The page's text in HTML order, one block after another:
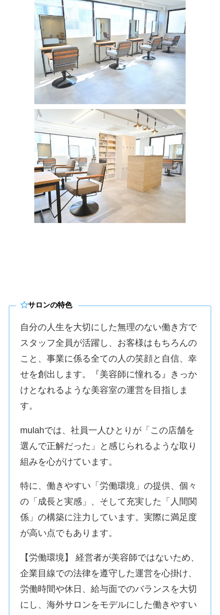
サロンの特色
自分の人生を大切にした無理のない働き方で
スタッフ全員が活躍し、お客様はもちろんの
こと、事業に係る全ての人の笑顔と自信、幸
せを創出します。『美容師に憧れる』きっか
けとなれるような美容室の運営を目指しま
す。
mulahでは、社員一人ひとりが「この店舗を
選んで正解だった」と感じられるような取り
組みを心がけています。
特に、働きやすい「労働環境」の提供、個々
の「成長と実感」、そして充実した「人間関
係」の構築に注力しています。実際に満足度
が高い点でもあります。
【労働環境】 経営者が美容師ではないため、
企業目線での法律を遵守した運営を心掛け、
労働時間や休日、給与面でのバランスを大切
にし、海外サロンをモデルにした働きやすい